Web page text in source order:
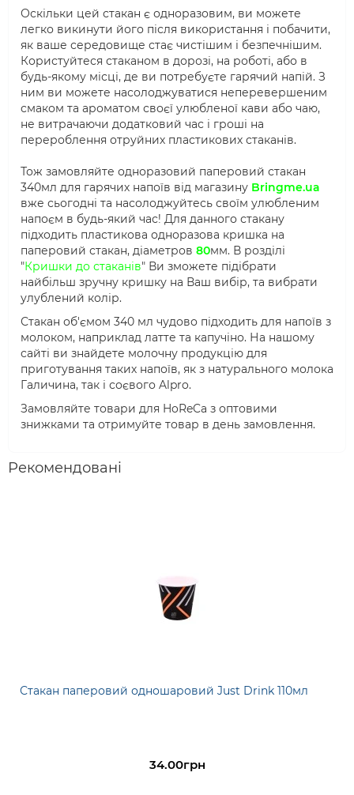
Оскільки цей стакан є одноразовим, ви можете
легко викинути його після використання і побачити,
як ваше середовище стає чистішим і безпечнішим.
Користуйтеся стаканом в дорозі, на роботі, або в
будь-якому місці, де ви потребуєте гарячий напій. З
ним ви можете насолоджуватися неперевершеним
смаком та ароматом своєї улюбленої кави або чаю,
не витрачаючи додатковий час і гроші на
перероблення отруйних пластикових стаканів.
Тож замовляйте одноразовий паперовий стакан
340мл для гарячих напоїв від магазину Bringme.ua
вже сьогодні та насолоджуйтесь своїм улюбленим
напоєм в будь-який час! Для данного стакану
підходить пластикова одноразова кришка на
паперовий стакан, діаметров 80мм. В розділі
"Кришки до стаканів" Ви зможете підібрати
найбільш зручну кришку на Ваш вибір, та вибрати
улублений колір.
Стакан об'ємом 340 мл чудово підходить для напоїв з
молоком, наприклад латте та капучіно. На нашому
сайті ви знайдете молочну продукцію для
приготування таких напоїв, як з натурального молока
Галичина, так і соєвого Alpro.
Замовляйте товари для HoReCa з оптовими
знижками та отримуйте товар в день замовлення.
Рекомендовані
Стакан паперовий одношаровий Just Drink 110мл
34.00грн